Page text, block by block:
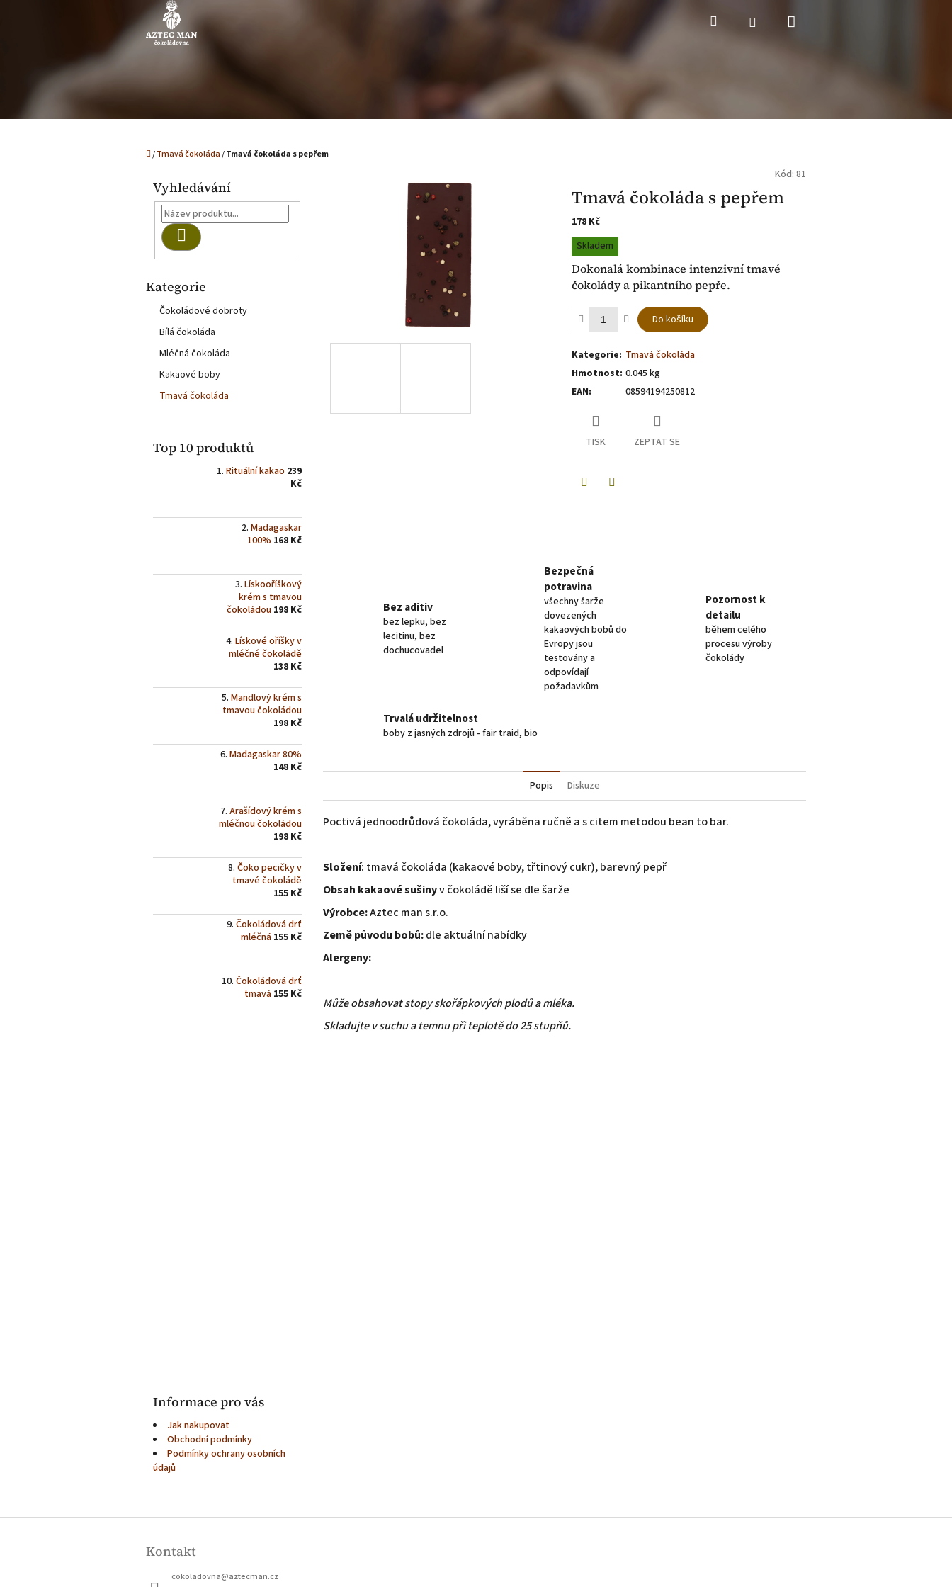
Hledat Přihlášení
Domů
/Tmavá čokoláda/Tmavá čokoláda s pepřem
Vyhledávání
Hledat
Přeskočit
Kategorie
Čokoládové dobroty
Bílá čokoláda
Mléčná čokoláda
Kakaové boby
Tmavá čokoláda
Top 10 produktů
Rituální kakao 239
Kč
Madagaskar
100% 168 Kč
Lískooříškový
krém s tmavou
čokoládou 198 Kč
Lískové oříšky v
mléčné čokoládě
138 Kč
Mandlový krém s
tmavou čokoládou
198 Kč
Madagaskar 80%
148 Kč
Arašídový krém s
mléčnou čokoládou
198 Kč
Čoko pecičky v
tmavé čokoládě
155 Kč
Čokoládová drť
mléčná 155 Kč
Čokoládová drť
tmavá 155 Kč
Informace pro vás
Jak nakupovat
Obchodní podmínky
Podmínky ochrany osobních
údajů
Kód: 81
Tmavá čokoláda s pepřem
178 Kč
Měrná
cena:
Skladem
Dokonalá kombinace intenzivní tmavé
čokolády a pikantního pepře.
Do košíku
Kategorie: Tmavá čokoláda
Hmotnost: 0.045 kg
EAN: 08594194250812
TISK ZEPTAT SE
Bez aditiv
bez lepku, bez
lecitinu, bez
dochucovadel
Bezpečná
potravina
všechny šarže
dovezených
kakaových bobů do
Evropy jsou
testovány a
odpovídají
požadavkům
Pozornost k
detailu
během celého
procesu výroby
čokolády
Trvalá udržitelnost
boby z jasných zdrojů - fair traid, bio
Popis Diskuze
Poctivá jednoodrůdová čokoláda, vyráběna ručně a s citem metodou bean to bar.
Složení: tmavá čokoláda (kakaové boby, třtinový cukr), barevný pepř
Obsah kakaové sušinyv čokoládě liší se dle šarže
Výrobce:Aztec man s.r.o.
Země původu bobů:dle aktuální nabídky
Alergeny:
Může obsahovat stopy skořápkových plodů a mléka.
Skladujte v suchu a temnu při teplotě do 25 stupňů.
Kontakt
cokoladovna@aztecman.cz